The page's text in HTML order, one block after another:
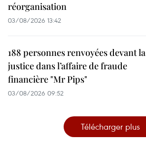
réorganisation
03/08/2026 13:42
188 personnes renvoyées devant la
justice dans l’affaire de fraude
financière "Mr Pips"
03/08/2026 09:52
Télécharger plus